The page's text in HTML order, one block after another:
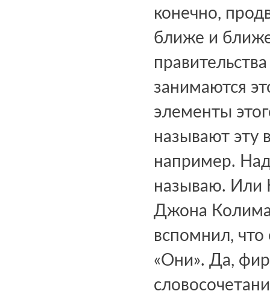
конечно,
ближе и
занимаются
элементы
называют эту
например.
называю. Или
Джона
вспомнил,
«Они». Да,